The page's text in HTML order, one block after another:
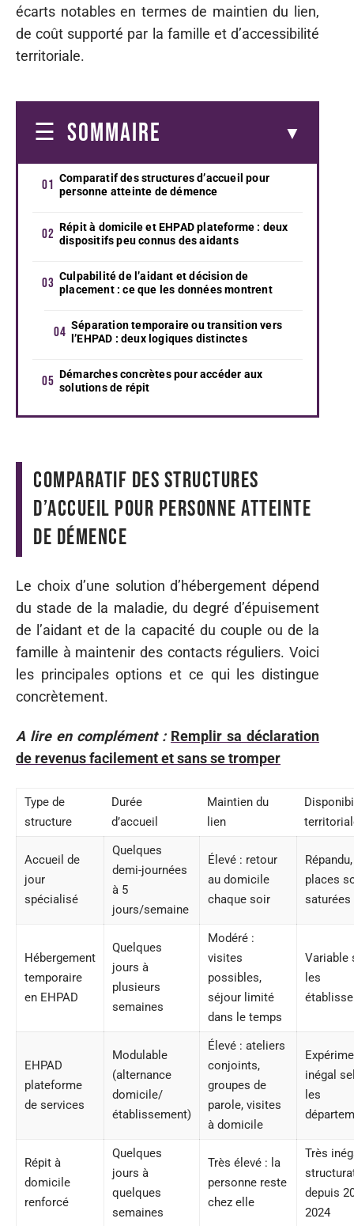
écarts notables en termes de maintien du lien,
de coût supporté par la famille et d’accessibilité
territoriale.
SOMMAIRE
Comparatif des structures d’accueil pour
personne atteinte de démence
Répit à domicile et EHPAD plateforme : deux
dispositifs peu connus des aidants
Culpabilité de l’aidant et décision de
placement : ce que les données montrent
Séparation temporaire ou transition vers
l’EHPAD : deux logiques distinctes
Démarches concrètes pour accéder aux
solutions de répit
Comparatif des structures
d’accueil pour personne atteinte
de démence
Le choix d’une solution d’hébergement dépend
du stade de la maladie, du degré d’épuisement
de l’aidant et de la capacité du couple ou de la
famille à maintenir des contacts réguliers. Voici
les principales options et ce qui les distingue
concrètement.
A lire en complément : Remplir sa déclaration
de revenus facilement et sans se tromper
Type de
structure
Durée
d’accueil
Maintien du
lien
Accueil de
jour
spécialisé
Quelques
demi-journées
à 5
jours/semaine
Élevé : retour
au domicile
chaque soir
places
saturées
Hébergement
temporaire
en EHPAD
Quelques
jours à
plusieurs
semaines
Modéré :
visites
possibles,
séjour limité
dans le temps
Variable
les
EHPAD
plateforme
de services
Modulable
(alternance
domicile/
établissement)
Élevé : ateliers
conjoints,
groupes de
parole, visites
à domicile
inégal
les
Répit à
domicile
renforcé
Quelques
jours à
quelques
semaines
Très élevé : la
personne reste
chez elle
Très
depuis
2024